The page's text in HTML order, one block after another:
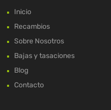
Inicio
Recambios
Sobre Nosotros
Bajas y tasaciones
Blog
Contacto